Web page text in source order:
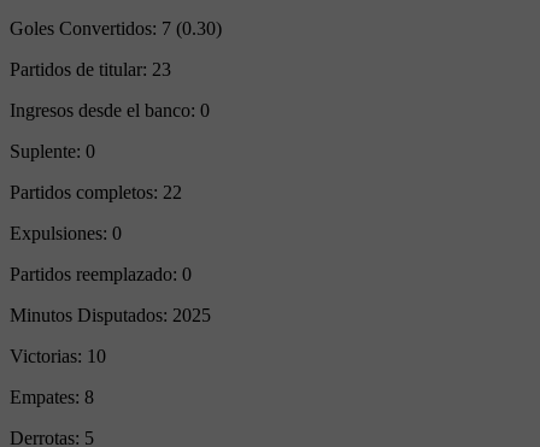
Goles Convertidos: 7 (0.30)
Partidos de titular: 23
Ingresos desde el banco: 0
Suplente: 0
Partidos completos: 22
Expulsiones: 0
Partidos reemplazado: 0
Minutos Disputados: 2025
Victorias: 10
Empates: 8
Derrotas: 5